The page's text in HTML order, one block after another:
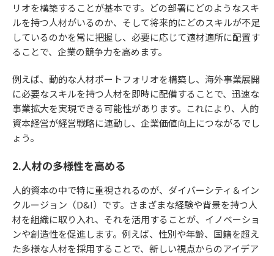
リオを構築することが基本です。どの部署にどのようなスキ
ルを持つ人材がいるのか、そして将来的にどのスキルが不足
しているのかを常に把握し、必要に応じて適材適所に配置す
ることで、企業の競争力を高めます。
例えば、動的な人材ポートフォリオを構築し、海外事業展開
に必要なスキルを持つ人材を即時に配備することで、迅速な
事業拡大を実現できる可能性があります。これにより、人的
資本経営が経営戦略に連動し、企業価値向上につながるでし
ょう。
2.人材の多様性を高める
人的資本の中で特に重視されるのが、ダイバーシティ＆イン
クルージョン（D&I）です。さまざまな経験や背景を持つ人
材を組織に取り入れ、それを活用することが、イノベーショ
ンや創造性を促進します。例えば、性別や年齢、国籍を超え
た多様な人材を採用することで、新しい視点からのアイデア